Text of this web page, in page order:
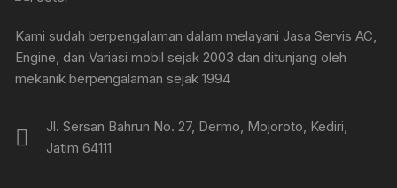
Kami sudah berpengalaman dalam melayani Jasa Servis AC,
Engine, dan Variasi mobil sejak 2003 dan ditunjang oleh
mekanik berpengalaman sejak 1994
Jl. Sersan Bahrun No. 27, Dermo, Mojoroto, Kediri,
Jatim 64111